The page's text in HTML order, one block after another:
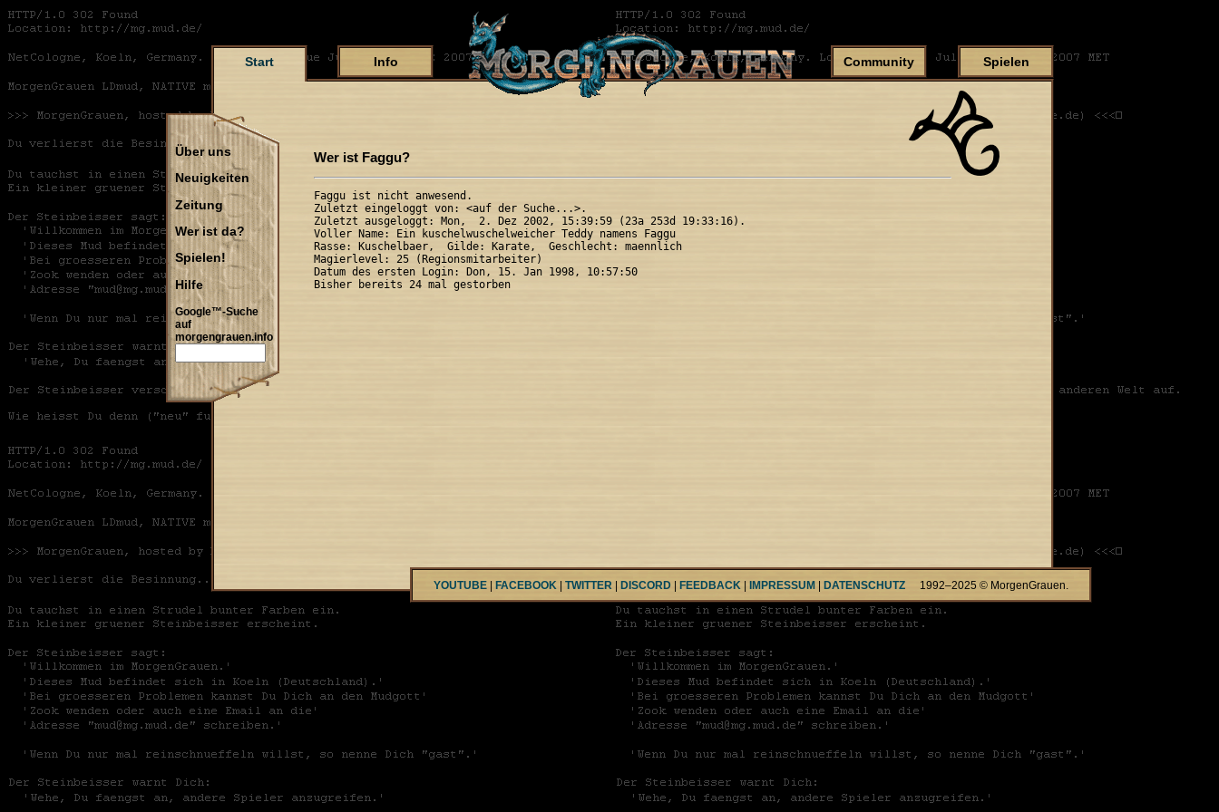
Start Info Community Spielen
Über uns
Neuigkeiten
Zeitung
Wer ist da?
Spielen!
Hilfe
Google™-Suche
auf
morgengrauen.info
Wer ist Faggu?
Faggu ist nicht anwesend.
Zuletzt eingeloggt von: <auf der Suche...>.
Zuletzt ausgeloggt: Mon,  2. Dez 2002, 15:39:59 (23a 253d 19:33:16).
Voller Name: Ein kuschelwuschelweicher Teddy namens Faggu
Rasse: Kuschelbaer,  Gilde: Karate,  Geschlecht: maennlich
Magierlevel: 25 (Regionsmitarbeiter)
Datum des ersten Login: Don, 15. Jan 1998, 10:57:50
YOUTUBE FACEBOOK TWITTER DISCORD FEEDBACK IMPRESSUM DATENSCHUTZ 1992–2025 © MorgenGrauen.